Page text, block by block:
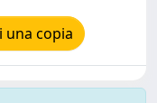
una copia